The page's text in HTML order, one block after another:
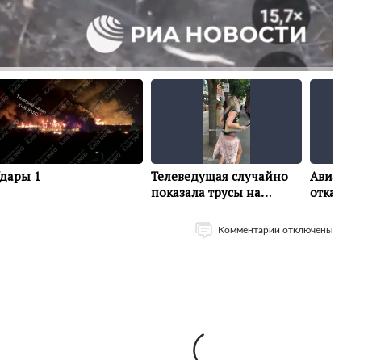
Комментарии отключены